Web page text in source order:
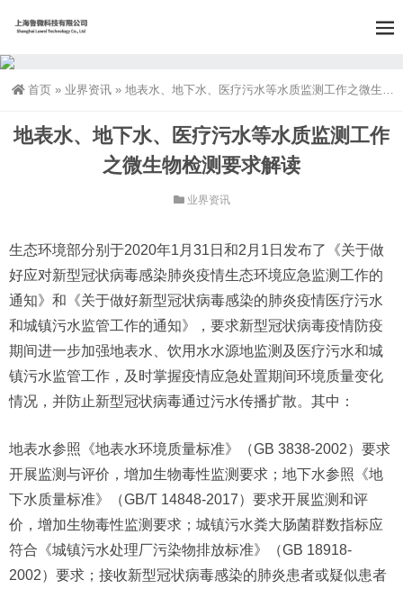
首页 » 业界资讯 » 地表水、地下水、医疗污水等水质监测工作之微生物检测要求解读
地表水、地下水、医疗污水等水质监测工作
之微生物检测要求解读
业界资讯
生态环境部分别于2020年1月31日和2月1日发布了《关于做
好应对新型冠状病毒感染肺炎疫情生态环境应急监测工作的
通知》和《关于做好新型冠状病毒感染的肺炎疫情医疗污水
和城镇污水监管工作的通知》，要求新型冠状病毒疫情防疫
期间进一步加强地表水、饮用水水源地监测及医疗污水和城
镇污水监管工作，及时掌握疫情应急处置期间环境质量变化
情况，并防止新型冠状病毒通过污水传播扩散。其中：
地表水参照《地表水环境质量标准》（GB 3838-2002）要求
开展监测与评价，增加生物毒性监测要求；地下水参照《地
下水质量标准》（GB/T 14848-2017）要求开展监测和评
价，增加生物毒性监测要求；城镇污水粪大肠菌群数指标应
符合《城镇污水处理厂污染物排放标准》（GB 18918-
2002）要求；接收新型冠状病毒感染的肺炎患者或疑似患者